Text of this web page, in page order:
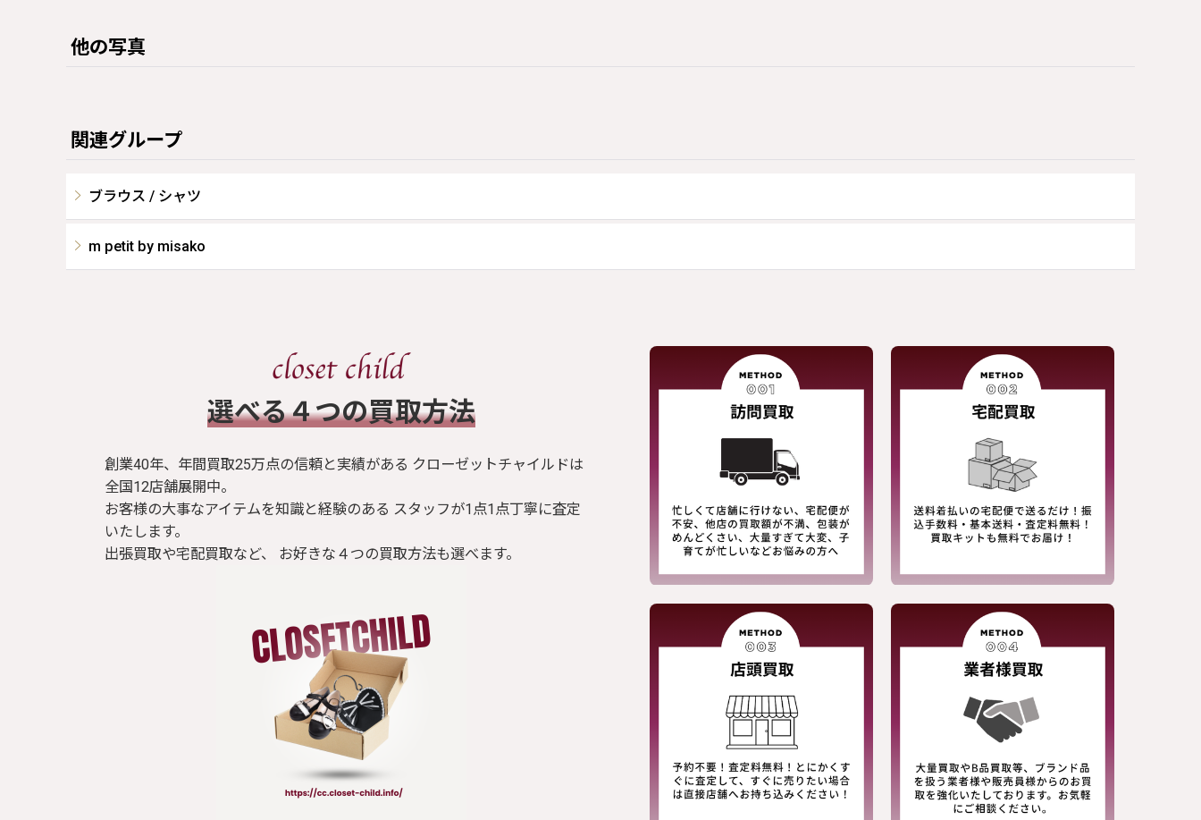
他の写真
関連グループ
ブラウス / シャツ
m petit by misako
​選べる４つの買取方法
創業40年、年間買取25万点の信頼と実績がある クローゼットチャイルドは
全国12店舗展開中。
お客様の大事なアイテムを知識と経験のある スタッフが1点1点丁寧に査定
いたします。
出張買取や宅配買取など、 お好きな４つの買取方法も選べます。